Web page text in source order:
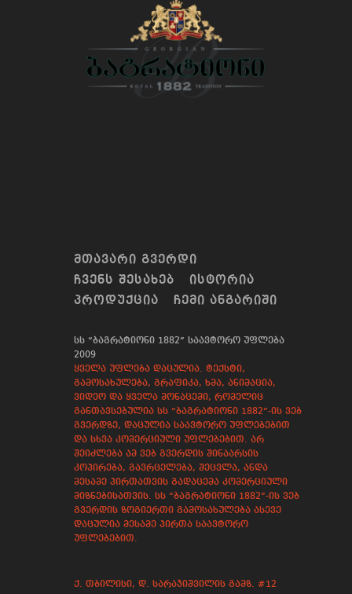
ᲛᲗᲐᲕᲐᲠᲘ ᲒᲕᲔᲠᲓᲘ
ᲩᲕᲔᲜᲡ ᲨᲔᲡᲐᲮᲔᲑ
ᲘᲡᲢᲝᲠᲘᲐ
ᲞᲠᲝᲓᲣᲥᲪᲘᲐ
ᲩᲔᲛᲘ ᲐᲜᲒᲐᲠᲘᲨᲘ
სს “ბაგრატიონი 1882” საავტორო უფლება
2009
ყველა უფლება დაცულია. ტექსტი,
გამოსახულება, გრაფიკა, ხმა, ანიმაცია,
ვიდეო და ყველა მონაცემი, რომელიც
განთავსებულია სს “ბაგრატიონი 1882”-ის ვებ
გვერდზე, დაცულია საავტორო უფლებებით
და სხვა კომერციული უფლებებით. არ
შეიძლება ამ ვებ გვერდის შინაარსის
კოპირება, გავრცელება, შეცვლა, ანდა
მესამე პირთათვის გადაცემა კომერციული
მიზნებისათვის. სს “ბაგრატიონი 1882”-ის ვებ
გვერდის ზოგიერთი გამოსახულება ასევე
დაცულია მესამე პირთა საავტორო
უფლებებით.
ქ. თბილისი, დ. სარაჯიშვილის გამზ. #12